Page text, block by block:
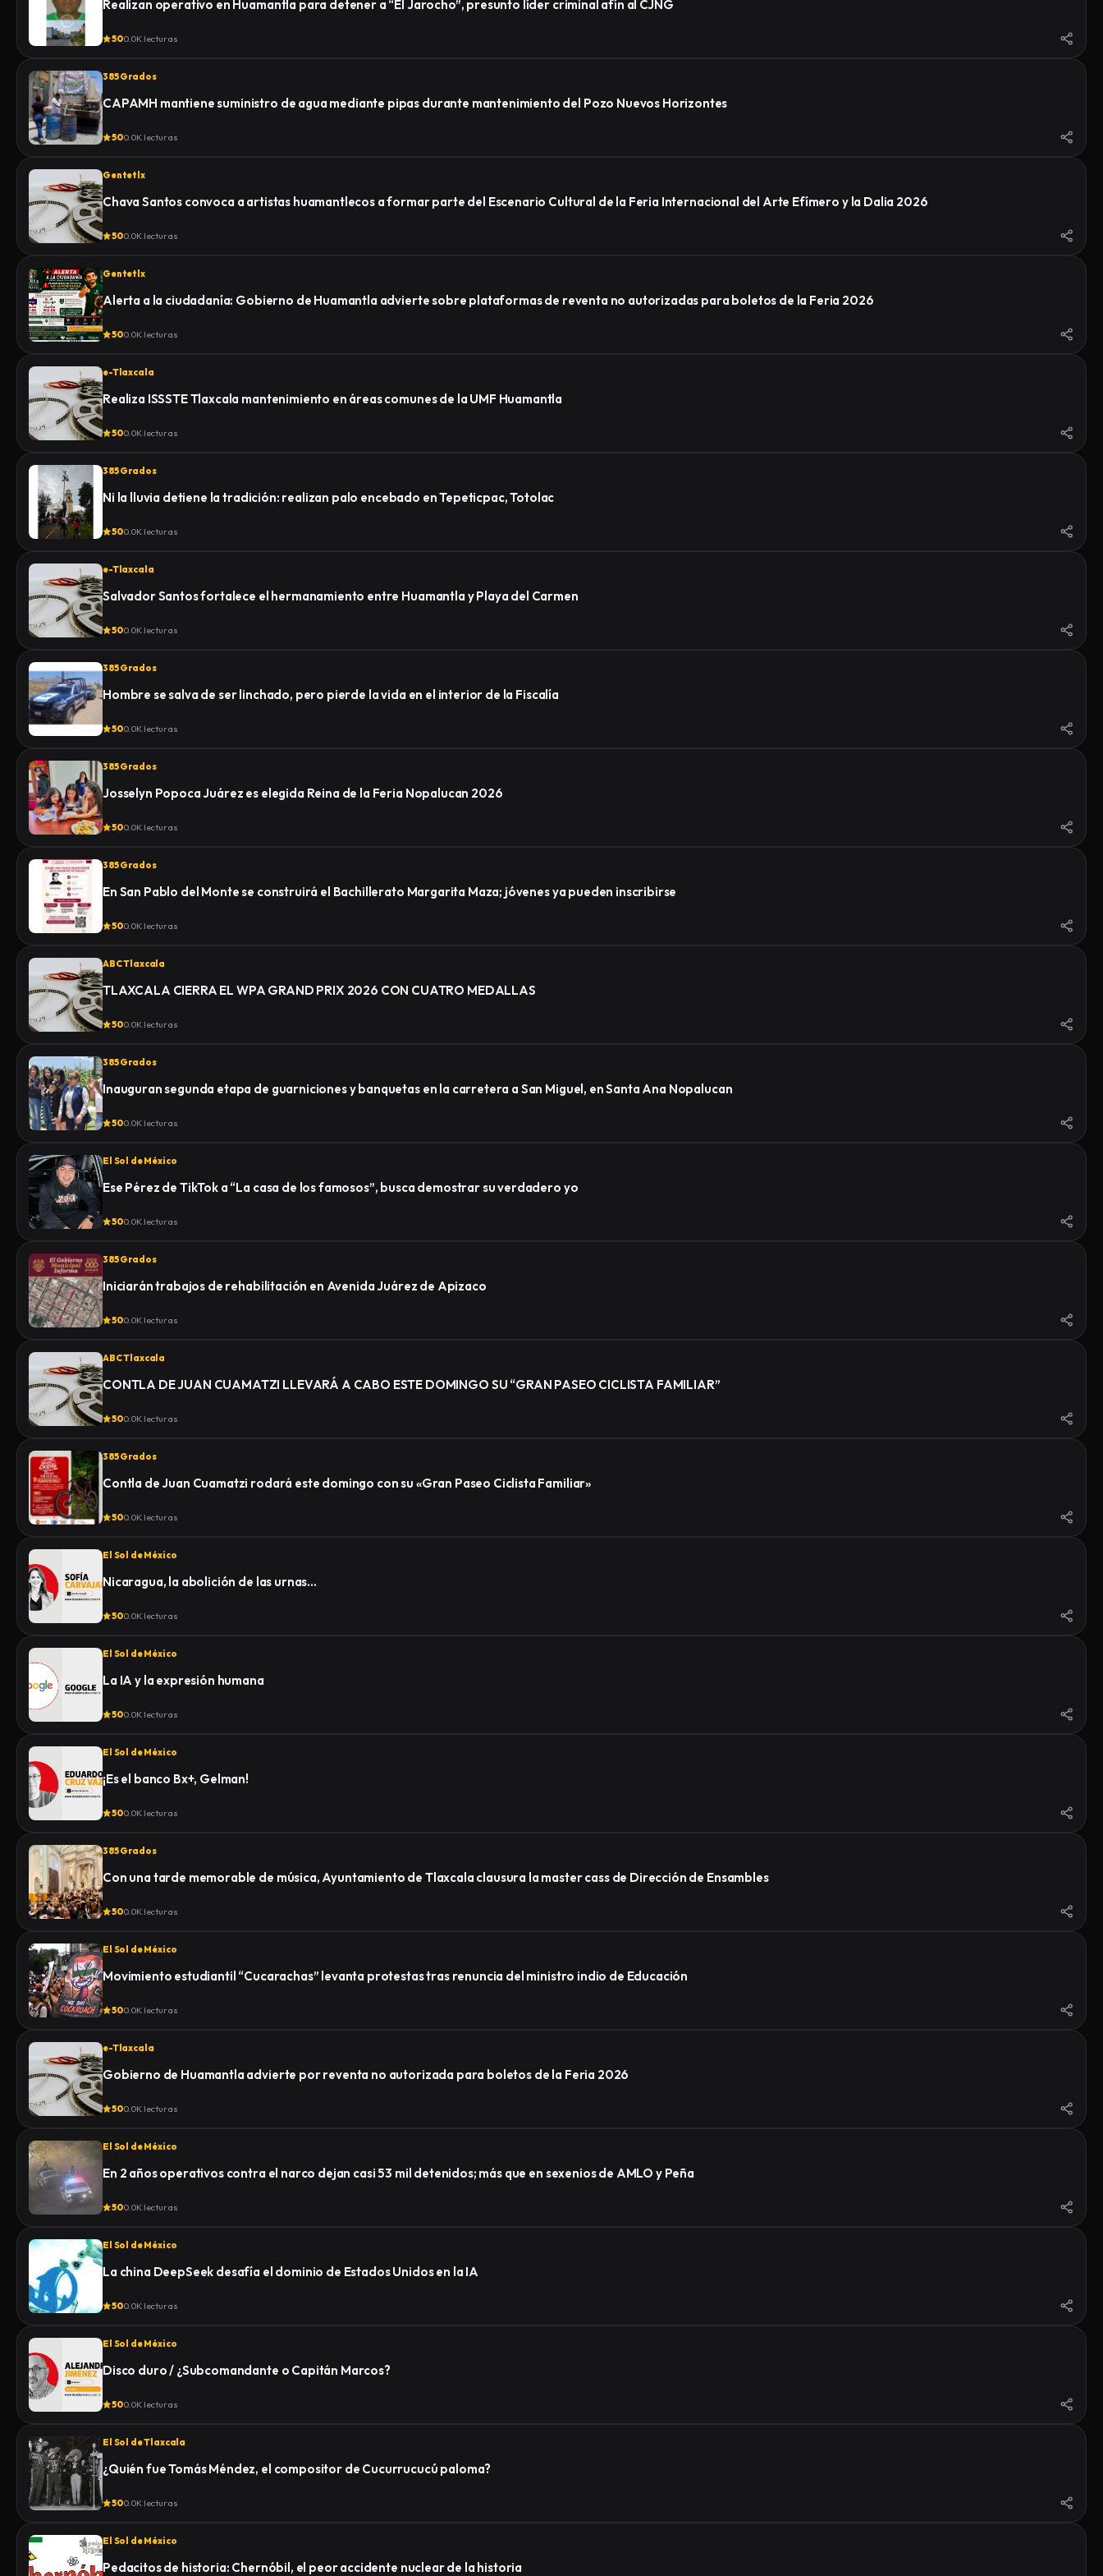
Realizan operativo en Huamantla para detener a “El Jarocho”, presunto líder criminal afín al CJNG
500.0K lecturas
385 Grados
CAPAMH mantiene suministro de agua mediante pipas durante mantenimiento del Pozo Nuevos Horizontes
500.0K lecturas
Gentetlx
Chava Santos convoca a artistas huamantlecos a formar parte del Escenario Cultural de la Feria Internacional del Arte Efímero y la Dalia 2026
500.0K lecturas
Gentetlx
Alerta a la ciudadanía: Gobierno de Huamantla advierte sobre plataformas de reventa no autorizadas para boletos de la Feria 2026
500.0K lecturas
e-Tlaxcala
Realiza ISSSTE Tlaxcala mantenimiento en áreas comunes de la UMF Huamantla
500.0K lecturas
385 Grados
Ni la lluvia detiene la tradición: realizan palo encebado en Tepeticpac, Totolac
500.0K lecturas
e-Tlaxcala
Salvador Santos fortalece el hermanamiento entre Huamantla y Playa del Carmen
500.0K lecturas
385 Grados
Hombre se salva de ser linchado, pero pierde la vida en el interior de la Fiscalía
500.0K lecturas
385 Grados
Josselyn Popoca Juárez es elegida Reina de la Feria Nopalucan 2026
500.0K lecturas
385 Grados
En San Pablo del Monte se construirá el Bachillerato Margarita Maza; jóvenes ya pueden inscribirse
500.0K lecturas
ABC Tlaxcala
TLAXCALA CIERRA EL WPA GRAND PRIX 2026 CON CUATRO MEDALLAS
500.0K lecturas
385 Grados
Inauguran segunda etapa de guarniciones y banquetas en la carretera a San Miguel, en Santa Ana Nopalucan
500.0K lecturas
El Sol de México
Ese Pérez de TikTok a “La casa de los famosos”, busca demostrar su verdadero yo
500.0K lecturas
385 Grados
Iniciarán trabajos de rehabilitación en Avenida Juárez de Apizaco
500.0K lecturas
ABC Tlaxcala
CONTLA DE JUAN CUAMATZI LLEVARÁ A CABO ESTE DOMINGO SU “GRAN PASEO CICLISTA FAMILIAR”
500.0K lecturas
385 Grados
Contla de Juan Cuamatzi rodará este domingo con su «Gran Paseo Ciclista Familiar»
500.0K lecturas
El Sol de México
Nicaragua, la abolición de las urnas…
500.0K lecturas
El Sol de México
La IA y la expresión humana
500.0K lecturas
El Sol de México
¡Es el banco Bx+, Gelman!
500.0K lecturas
385 Grados
Con una tarde memorable de música, Ayuntamiento de Tlaxcala clausura la master cass de Dirección de Ensambles
500.0K lecturas
El Sol de México
Movimiento estudiantil “Cucarachas” levanta protestas tras renuncia del ministro indio de Educación
500.0K lecturas
e-Tlaxcala
Gobierno de Huamantla advierte por reventa no autorizada para boletos de la Feria 2026
500.0K lecturas
El Sol de México
En 2 años operativos contra el narco dejan casi 53 mil detenidos; más que en sexenios de AMLO y Peña
500.0K lecturas
El Sol de México
La china DeepSeek desafía el dominio de Estados Unidos en la IA
500.0K lecturas
El Sol de México
Disco duro / ¿Subcomandante o Capitán Marcos?
500.0K lecturas
El Sol de Tlaxcala
¿Quién fue Tomás Méndez, el compositor de Cucurrucucú paloma?
500.0K lecturas
El Sol de México
Pedacitos de historia: Chernóbil, el peor accidente nuclear de la historia